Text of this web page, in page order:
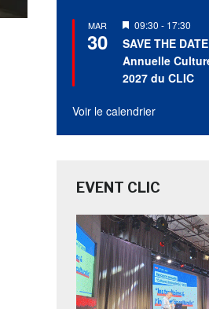
MAR
30
Mis
en
avant
09:30 - 17:30
SAVE THE
Annuelle
2027 du CLIC
Voir le calendrier
EVENT CLIC